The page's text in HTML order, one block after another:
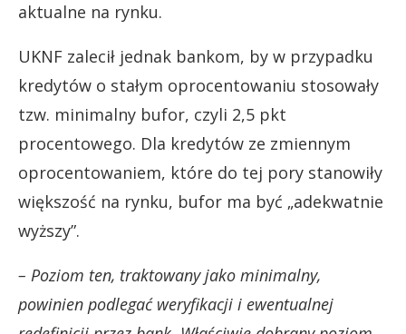
aktualne na rynku.
UKNF zalecił jednak bankom, by w przypadku
kredytów o stałym oprocentowaniu stosowały
tzw. minimalny bufor, czyli 2,5 pkt
procentowego. Dla kredytów ze zmiennym
oprocentowaniem, które do tej pory stanowiły
większość na rynku, bufor ma być „adekwatnie
wyższy”.
– Poziom ten, traktowany jako minimalny,
powinien podlegać weryfikacji i ewentualnej